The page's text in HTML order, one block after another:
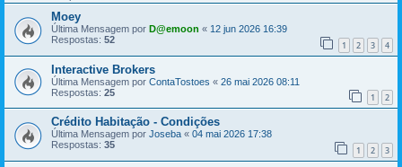
Moey
Última Mensagem por D@emoon « 12 jun 2026 16:39
Respostas: 52 1 2 3 4
Interactive Brokers
Última Mensagem por ContaTostoes « 26 mai 2026 08:11
Respostas: 25 1 2
Crédito Habitação - Condições
Última Mensagem por Joseba « 04 mai 2026 17:38
Respostas: 35 1 2 3